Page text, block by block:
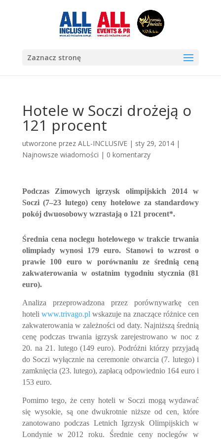
Zaznacz stronę
Hotele w Soczi drożeją o
121 procent
utworzone przez ALL-INCLUSIVE| sty 29, 2014|
Najnowsze wiadomości | 0 komentarzy
Podczas Zimowych igrzysk olimpijskich 2014 w
Soczi (7–23 lutego) ceny hotelowe za standardowy
pokój dwuosobowy wzrastają o 121 procent*.
Średnia cena noclegu hotelowego w trakcie trwania
olimpiady wynosi 179 euro. Stanowi to wzrost o
prawie 100 euro w porównaniu ze średnią ceną
zakwaterowania w ostatnim tygodniu stycznia (81
euro).
Analiza przeprowadzona przez porównywarkę cen
hoteliwww.trivago.pl wskazuje na znaczące różnice cen
zakwaterowania w zależności od daty. Najniższą średnią
cenę podczas trwania igrzysk zarejestrowano w noc z
20. na 21. lutego (149 euro). Podróżni którzy przyjadą
do Soczi wyłącznie na ceremonie otwarcia (7. lutego) i
zamknięcia (23. lutego), zapłacą odpowiednio 164 euro i
153 euro.
Pomimo tego, że ceny hoteli w Soczi mogą wydawać
się wysokie, są one dwukrotnie niższe od cen, które
zanotowano podczas Letnich Igrzysk Olimpijskich w
Londynie w 2012 roku. Średnie ceny noclegów w